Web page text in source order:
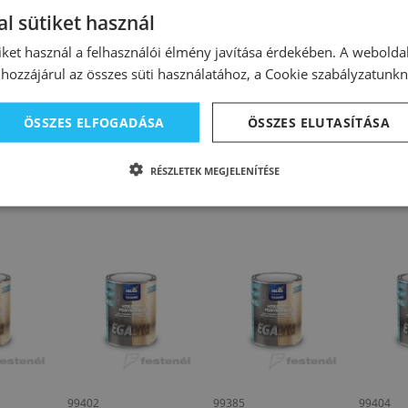
erős szervesoldószer-szag alakul ki.
az egyes rétegek között a felületet dörzsszivaccsal
végső megjelenése.
ezért ecsettel nehezebb felhordani. Ezért vízszintes
vastagságban.
fontos a megfelelő előkészítése
99402 99385 99404
sütiket használ
használ a felhasználói élmény javítása érdekében. A
az összes süti használatához, a Cookie
ÖSSZES ELFOGADÁSA ÖSSZES ELUTASÍTÁSA
RÉSZLETEK MEGJELENÍTÉSE